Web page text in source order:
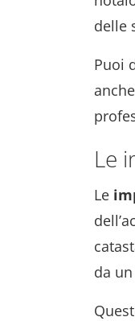
delle
Puoi
Le
Le
da